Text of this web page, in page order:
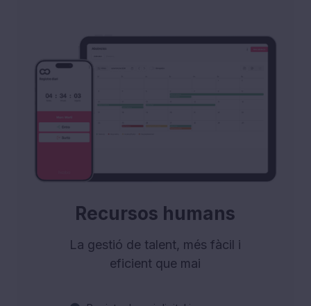
Recursos humans
La gestió de talent, més fàcil i
eficient que mai